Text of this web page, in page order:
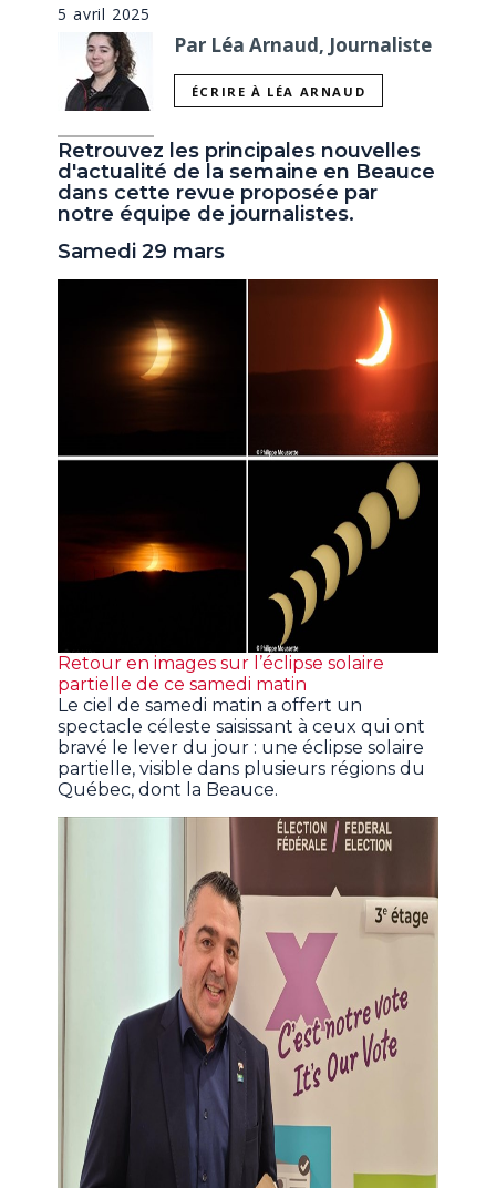
5 avril 2025
Par Léa Arnaud, Journaliste
ÉCRIRE À LÉA ARNAUD
Retrouvez les principales nouvelles
d'actualité de la semaine en Beauce
dans cette revue proposée par
notre équipe de journalistes.
Samedi 29 mars
Retour en images sur l’éclipse solaire
partielle de ce samedi matin
Le ciel de samedi matin a offert un
spectacle céleste saisissant à ceux qui ont
bravé le lever du jour : une éclipse solaire
partielle, visible dans plusieurs régions du
Québec, dont la Beauce.